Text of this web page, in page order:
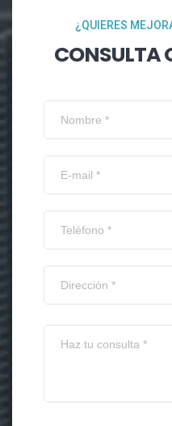
¿QUIERES
CONSULTA